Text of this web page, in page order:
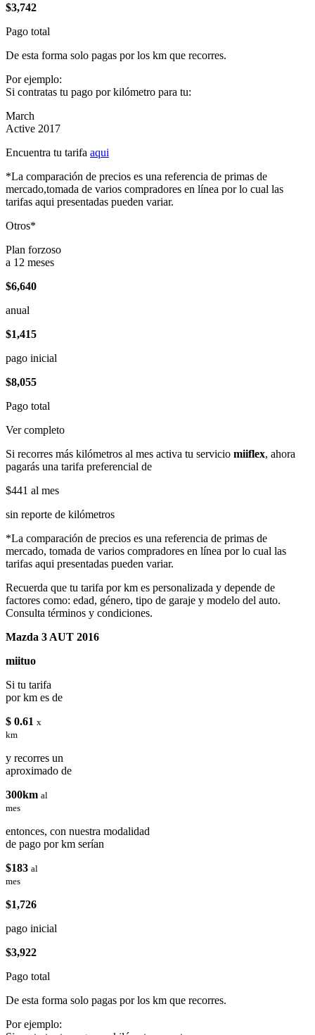
$3,742
Pago total
De esta forma solo pagas por los km que recorres.
Por ejemplo:
Si contratas tu pago por kilómetro para tu:
March
Active 2017
Encuentra tu tarifa aqui
*La comparación de precios es una referencia de primas de
mercado,tomada de varios compradores en línea por lo cual las
tarifas aqui presentadas pueden variar.
Otros*
Plan forzoso
a 12 meses
$6,640
anual
$1,415
pago inicial
$8,055
Pago total
Ver completo
Si recorres más kilómetros al mes activa tu servicio miiflex, ahora
pagarás una tarifa preferencial de
$441 al mes
sin reporte de kilómetros
*La comparación de precios es una referencia de primas de
mercado, tomada de varios compradores en línea por lo cual las
tarifas aqui presentadas pueden variar.
Recuerda que tu tarifa por km es personalizada y depende de
factores como: edad, género, tipo de garaje y modelo del auto.
Consulta términos y condiciones.
Mazda 3 AUT 2016
miituo
Si tu tarifa
por km es de
$ 0.61 x
km
y recorres un
aproximado de
300km al
mes
entonces, con nuestra modalidad
de pago por km serían
$183 al
mes
$1,726
pago inicial
$3,922
Pago total
De esta forma solo pagas por los km que recorres.
Por ejemplo: